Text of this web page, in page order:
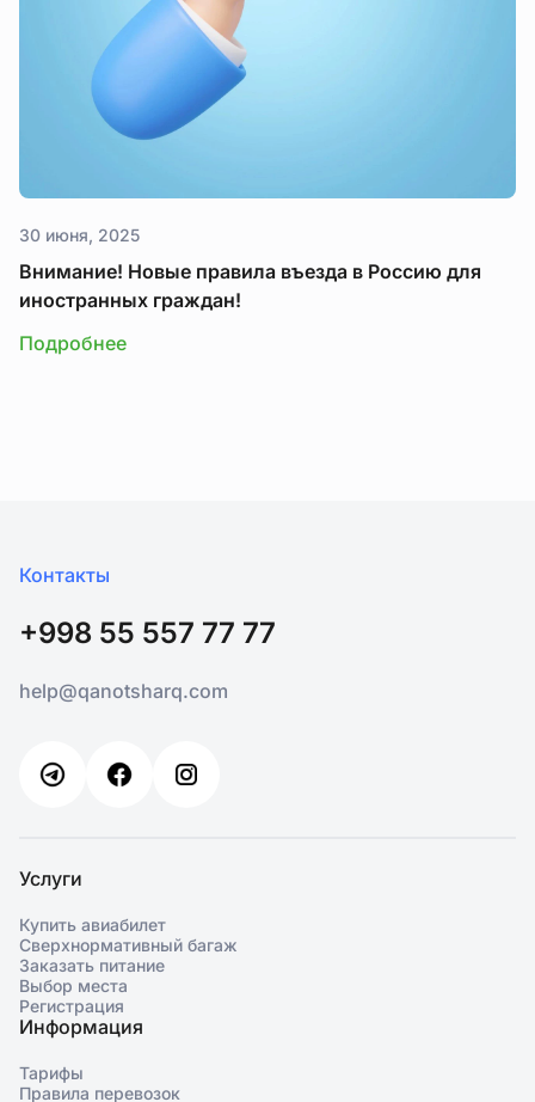
30 июня, 2025
Внимание! Новые правила въезда в Россию для
иностранных граждан!
Подробнее
Контакты
+998 55 557 77 77
help@qanotsharq.com
Услуги
Купить авиабилет
Сверхнормативный багаж
Заказать питание
Выбор места
Регистрация
Информация
Тарифы
Правила перевозок